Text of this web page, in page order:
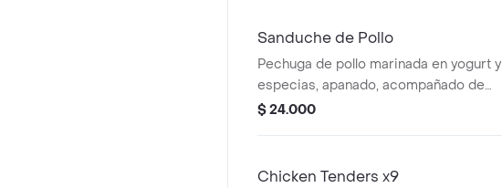
Sanduche de Pollo
Pechuga de pollo marinada en yogurt y
especias, apanado, acompañado de
ensalada de repollo (coleslaw)
$ 24.000
Chicken Tenders x9